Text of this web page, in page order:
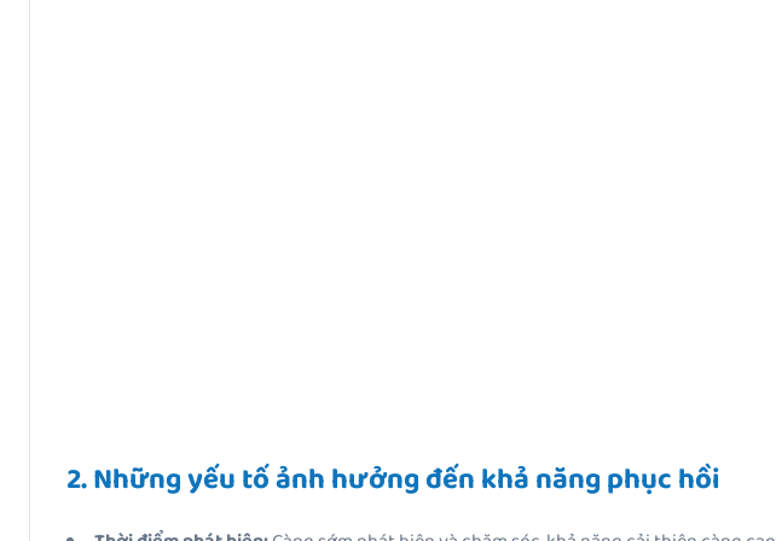
2. Những yếu tố ảnh hưởng đến khả năng phục hồi